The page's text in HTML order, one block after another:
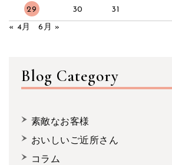
29 30
31
« 4月
6月 »
Blog Category
素敵なお客様
おいしいご近所さん
コラム